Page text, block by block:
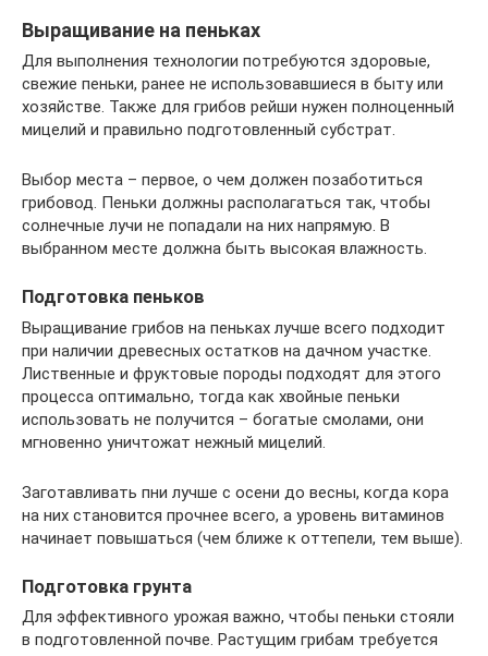
Выращивание на пеньках
Для выполнения технологии потребуются здоровые,
свежие пеньки, ранее не использовавшиеся в быту или
хозяйстве. Также для грибов рейши нужен полноценный
мицелий и правильно подготовленный субстрат.
Выбор места – первое, о чем должен позаботиться
грибовод. Пеньки должны располагаться так, чтобы
солнечные лучи не попадали на них напрямую. В
выбранном месте должна быть высокая влажность.
Подготовка пеньков
Выращивание грибов на пеньках лучше всего подходит
при наличии древесных остатков на дачном участке.
Лиственные и фруктовые породы подходят для этого
процесса оптимально, тогда как хвойные пеньки
использовать не получится – богатые смолами, они
мгновенно уничтожат нежный мицелий.
Заготавливать пни лучше с осени до весны, когда кора
на них становится прочнее всего, а уровень витаминов
начинает повышаться (чем ближе к оттепели, тем выше).
Подготовка грунта
Для эффективного урожая важно, чтобы пеньки стояли
в подготовленной почве. Растущим грибам требуется